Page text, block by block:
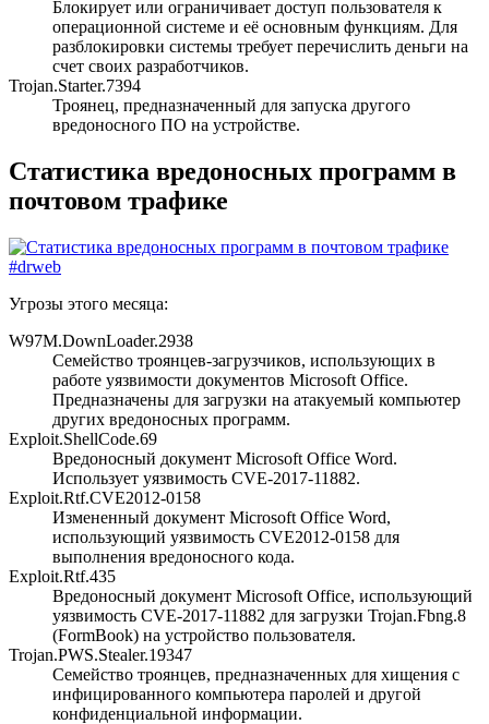
Блокирует или ограничивает доступ пользователя к
операционной системе и её основным функциям. Для
разблокировки системы требует перечислить деньги на
счет своих разработчиков.
Trojan.Starter.7394
Троянец, предназначенный для запуска другого
вредоносного ПО на устройстве.
Статистика вредоносных программ в
почтовом трафике
Угрозы этого месяца:
W97M.DownLoader.2938
Семейство троянцев-загрузчиков, использующих в
работе уязвимости документов Microsoft Office.
Предназначены для загрузки на атакуемый компьютер
других вредоносных программ.
Exploit.ShellCode.69
Вредоносный документ Microsoft Office Word.
Использует уязвимость CVE-2017-11882.
Exploit.Rtf.CVE2012-0158
Измененный документ Microsoft Office Word,
использующий уязвимость CVE2012-0158 для
выполнения вредоносного кода.
Exploit.Rtf.435
Вредоносный документ Microsoft Office, использующий
уязвимость CVE-2017-11882 для загрузки Trojan.Fbng.8
(FormBook) на устройство пользователя.
Trojan.PWS.Stealer.19347
Семейство троянцев, предназначенных для хищения с
инфицированного компьютера паролей и другой
конфиденциальной информации.